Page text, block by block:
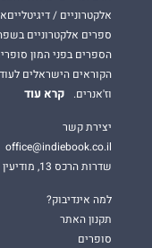
אלקטרוניים /
ספרים אלקטרוניים
הספרים בפני המון
הקוראים הישראלים
וז'אנרים.
קרא עוד
יצירת קשר
office@indiebook.co.il
שדרות הרכס 13, מודיעין
למה אינדיבוק?
תקנון האתר
סופרים